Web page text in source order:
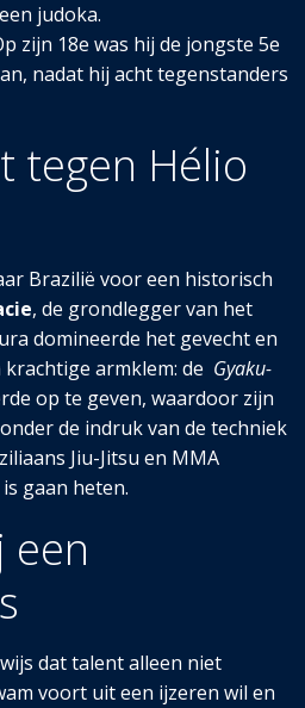
judoka.
zijn 18e was hij de jongste 5e
nadat hij acht tegenstanders
tegen Hélio
Brazilië voor een historisch
, de grondlegger van het
domineerde het gevecht en
armklem: de Gyaku-
op te geven, waardoor zijn
de indruk van de techniek
Jiu-Jitsu en MMA
is gaan heten.
een
dat talent alleen niet
voort uit een ijzeren wil en